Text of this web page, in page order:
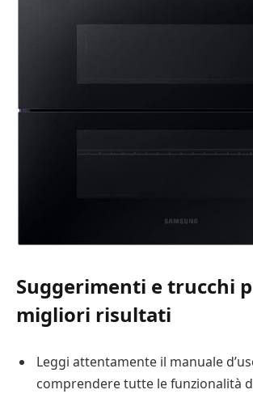
Suggerimenti e trucchi
migliori risultati
Leggi attentamente il manuale
comprendere tutte le funzionalità